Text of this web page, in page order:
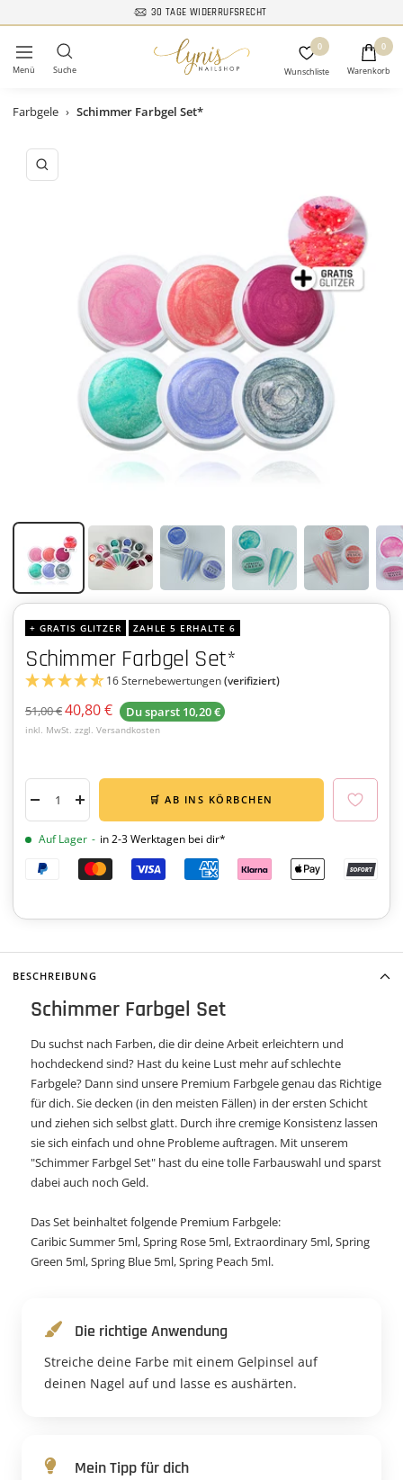
zum
Inhalt
30 TAGE WIDERRUFSRECHT
Navigation
Lynis-
Nailshop
0 0
Farbgele › Schimmer Farbgel Set*
Zoom
+ GRATIS GLITZER ZAHLE 5 ERHALTE 6
Schimmer Farbgel Set*
16 Sternebewertungen(verifiziert)
Angebotspreis
40,80 €
Regulärer
Preis
51,00 € Du sparst 10,20 €
inkl. MwSt. zzgl. Versandkosten
Menge
Menge
🛒 AB INS KÖRBCHEN
Auf Lager - in 2-3 Werktagen bei dir*
BESCHREIBUNG
Schimmer Farbgel Set
Du suchst nach Farben, die dir deine Arbeit erleichtern und
hochdeckend sind? Hast du keine Lust mehr auf schlechte
Farbgele? Dann sind unsere Premium Farbgele genau das Richtige
für dich. Sie decken (in den meisten Fällen) in der ersten Schicht
und ziehen sich selbst glatt. Durch ihre cremige Konsistenz lassen
sie sich einfach und ohne Probleme auftragen. Mit unserem
"Schimmer Farbgel Set" hast du eine tolle Farbauswahl und sparst
dabei auch noch Geld.
Das Set beinhaltet folgende Premium Farbgele:
Caribic Summer 5ml, Spring Rose 5ml, Extraordinary 5ml, Spring
Green 5ml, Spring Blue 5ml, Spring Peach 5ml.
Die richtige Anwendung
Streiche deine Farbe mit einem Gelpinsel auf
deinen Nagel auf und lasse es aushärten.
Mein Tipp für dich